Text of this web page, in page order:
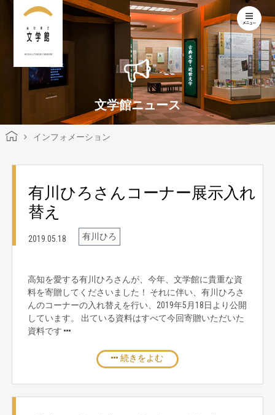
KOCHI LITERARY MUSEUM
文学館ニュース
インフォメーション
有川ひろさんコーナー展示入れ
替え
2019.05.18 有川ひろ
高知を愛する有川ひろさんが、今年、文学館に貴重な資
料を寄贈してくださいました！ それに伴い、有川ひろさ
んのコーナーの入れ替えを行い、2019年5月18日より公開
しています。 出ている資料はすべて今回寄贈いただいた
資料です
続きをよむ